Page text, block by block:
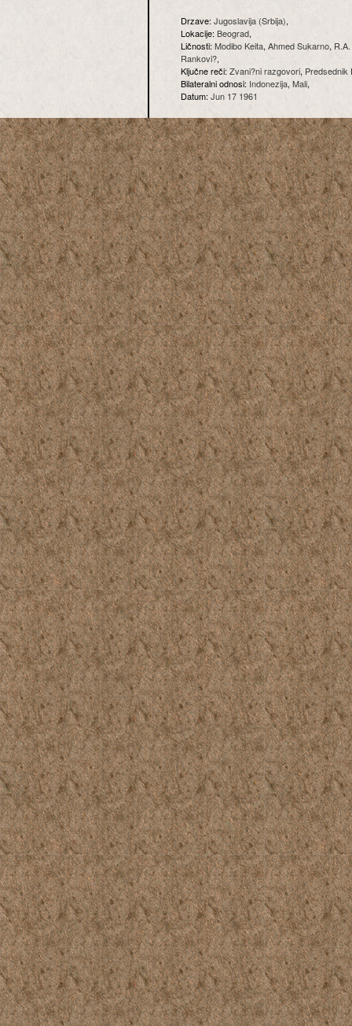
Drzave:Jugoslavija (Srbija),
Lokacije:Beograd,
Ličnosti:Modibo Keita, Ahmed Sukarno,
Rankovi?,
Ključne reči:Zvani?ni razgovori, Predsednik
Bilateralni odnosi: Indonezija, Mali,
Datum:Jun 17 1961